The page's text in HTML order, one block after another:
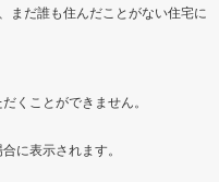
まだ誰も住んだことがない住宅に
くことができません。
に表示されます。